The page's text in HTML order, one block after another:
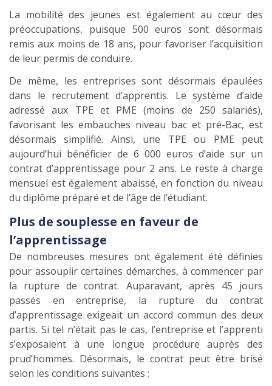
La mobilité des jeunes est également au cœur des
préoccupations, puisque 500 euros sont désormais
remis aux moins de 18 ans, pour favoriser l’acquisition
de leur permis de conduire.
De même, les entreprises sont désormais épaulées
dans le recrutement d’apprentis. Le système d’aide
adressé aux TPE et PME (moins de 250 salariés),
favorisant les embauches niveau bac et pré-Bac, est
désormais simplifié. Ainsi, une TPE ou PME peut
aujourd’hui bénéficier de 6 000 euros d’aide sur un
contrat d’apprentissage pour 2 ans. Le reste à charge
mensuel est également abaissé, en fonction du niveau
du diplôme préparé et de l’âge de l’étudiant.
Plus de souplesse en faveur de
l’apprentissage
De nombreuses mesures ont également été définies
pour assouplir certaines démarches, à commencer par
la rupture de contrat. Auparavant, après 45 jours
passés en entreprise, la rupture du contrat
d’apprentissage exigeait un accord commun des deux
partis. Si tel n’était pas le cas, l’entreprise et l’apprenti
s’exposaient à une longue procédure auprès des
prud’hommes. Désormais, le contrat peut être brisé
selon les conditions suivantes :